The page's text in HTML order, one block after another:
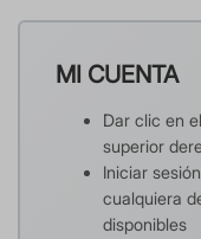
MI CUENTA
Dar clic en
superior
Iniciar
cualquiera
disponibles